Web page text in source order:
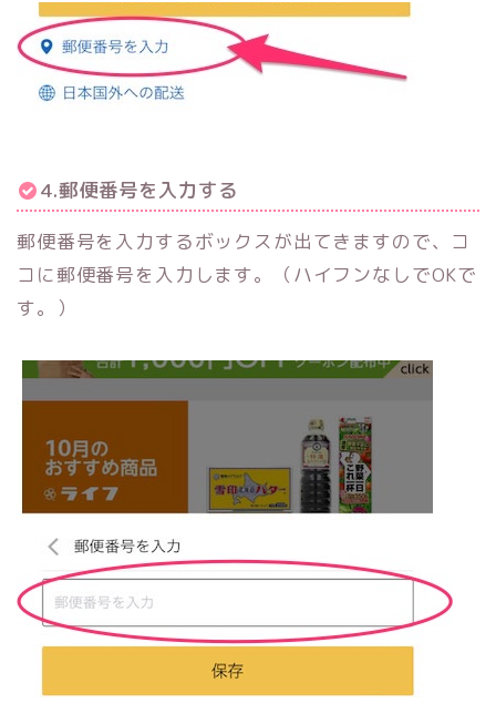
4.郵便番号を入力する
郵便番号を入力するボックスが出てきますので、コ
コに郵便番号を入力します。（ハイフンなしでOKで
す。）